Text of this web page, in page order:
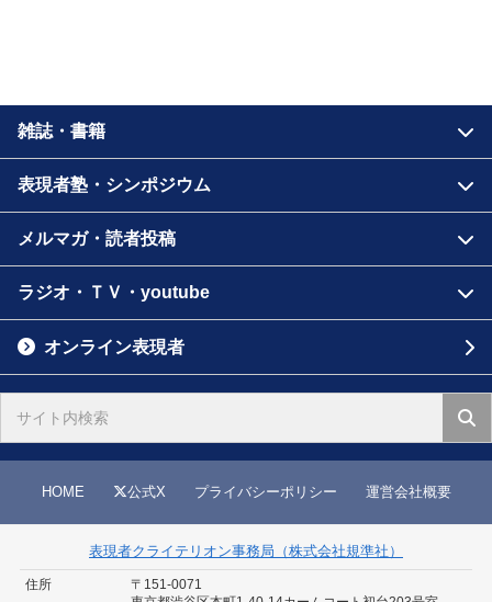
雑誌・書籍
表現者塾・シンポジウム
メルマガ・読者投稿
ラジオ・ＴＶ・youtube
オンライン表現者
HOME 公式X プライバシーポリシー 運営会社概要
表現者クライテリオン事務局（株式会社規準社）
住所
〒151-0071